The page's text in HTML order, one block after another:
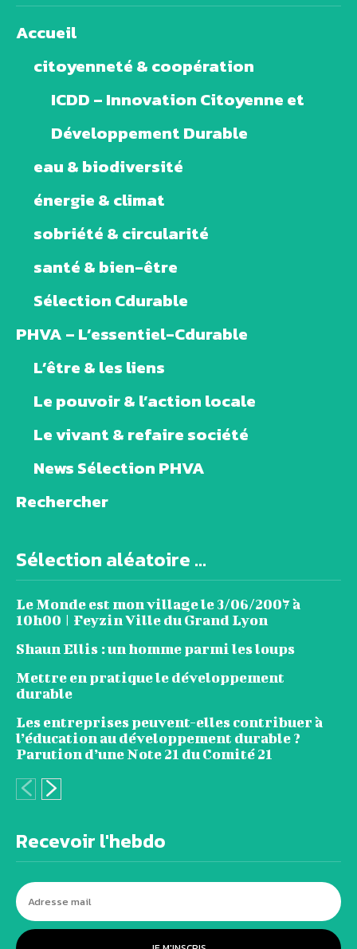
Accueil
citoyenneté & coopération
ICDD – Innovation Citoyenne et
Développement Durable
eau & biodiversité
énergie & climat
sobriété & circularité
santé & bien-être
Sélection Cdurable
PHVA – L’essentiel-Cdurable
L’être & les liens
Le pouvoir & l’action locale
Le vivant & refaire société
News Sélection PHVA
Rechercher
Sélection aléatoire ...
Le Monde est mon village le 3/06/2007 à
10h00 | Feyzin Ville du Grand Lyon
Shaun Ellis : un homme parmi les loups
Mettre en pratique le développement
durable
Les entreprises peuvent-elles contribuer à
l’éducation au développement durable ?
Parution d’une Note 21 du Comité 21
Recevoir l'hebdo